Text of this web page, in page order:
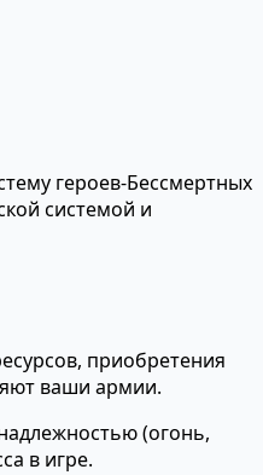
героев-Бессмертных
системой и
приобретения
ваши армии.
(огонь,
в игре.